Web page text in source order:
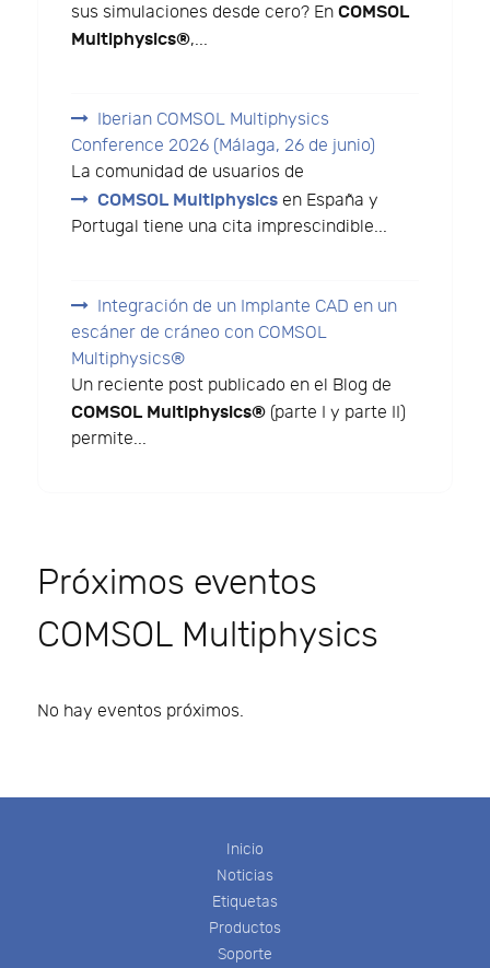
sus simulaciones desde cero? En COMSOL
Multiphysics®,...
Iberian COMSOL Multiphysics
Conference 2026 (Málaga, 26 de junio)
La comunidad de usuarios de
COMSOL Multiphysics en España y
Portugal tiene una cita imprescindible...
Integración de un Implante CAD en un
escáner de cráneo con COMSOL
Multiphysics®
Un reciente post publicado en el Blog de
COMSOL Multiphysics® (parte I y parte II)
permite...
Próximos eventos
COMSOL Multiphysics
No hay eventos próximos.
Inicio
Noticias
Etiquetas
Productos
Soporte